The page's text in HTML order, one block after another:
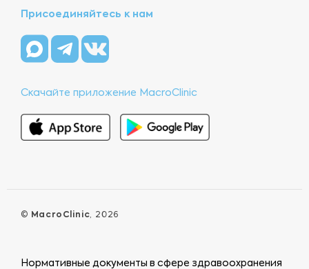
Присоединяйтесь к нам
Скачайте приложение MacroClinic
© MacroClinic, 2026
Нормативные документы в сфере здравоохранения